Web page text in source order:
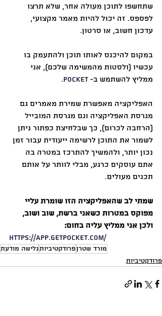
שתחשפו לתוכן מעולה אחר, שלא תרצו
לפספס. זה יכול להיות מאמר מקצועי,
עדכון חשוב, או סרטון.
במקום להיכנס לאותו תוכן ולהתעמק בו
עכשיו (ולסטות מהמשימה שלכם), אני
ממליץ להשתמש ב- Pocket
.
האפליקציה מאפשרת שמירת מאמרים גם
מגרסת האפליקציה וגם מגרסת המובייל
(הרחבה לכרום), כך שבלחיצת כפתור ניתן
לשמור את התוכן לרשימה ייעודית עבור זמן
נכון יותר, ולהמשיך להתרכז במטרה בה
אתם עוסקים כרגע, מבלי לוותר על אותם
תכנים מעולים.
שמתי לב שהאפליקציה הזו שומרת עליי
מפוקס במטרות כשאני ברשת, שוב ושוב,
ולכן אני ממליץ עליה בחום:
https://app.getpocket.com/
מורד שטרןפרודקטיביותגלישה מודעת
פרודקטיביות